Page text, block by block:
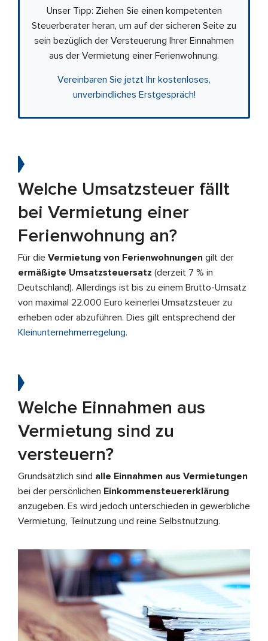
Unser Tipp: Ziehen Sie einen kompetenten
Steuerberater heran, um auf der sicheren Seite zu
sein bezüglich der Versteuerung Ihrer Einnahmen
aus der Vermietung einer Ferienwohnung.
Vereinbaren Sie jetzt Ihr kostenloses,
unverbindliches Erstgespräch!
Welche Umsatzsteuer fällt
bei Vermietung einer
Ferienwohnung an?
Für die Vermietung von Ferienwohnungen gilt der
ermäßigte Umsatzsteuersatz (derzeit 7 % in
Deutschland). Allerdings ist bis zu einem Brutto-Umsatz
von maximal 22.000 Euro keinerlei Umsatzsteuer zu
erheben oder abzuführen. Dies gilt entsprechend der
Kleinunternehmerregelung.
Welche Einnahmen aus
Vermietung sind zu
versteuern?
Grundsätzlich sind alle Einnahmen aus Vermietungen
bei der persönlichen Einkommensteuererklärung
anzugeben. Es wird jedoch unterschieden in gewerbliche
Vermietung, Teilnutzung und reine Selbstnutzung.